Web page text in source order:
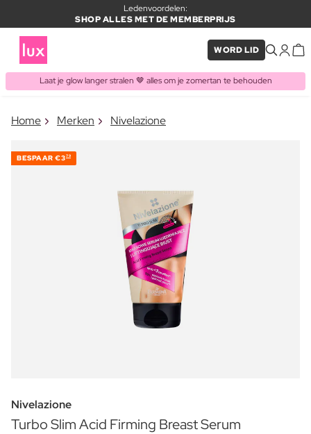
Ledenvoordelen:
SHOP ALLES MET DE MEMBERPRIJS
WORD LID
Laat je glow langer stralen 🤎 alles om je zomertan te behouden
ITEM TOEGEVOEGD AAN
Home Merken Nivelazione
BESPAAR €379
Nivelazione
Turbo Slim Acid Firming Breast Serum